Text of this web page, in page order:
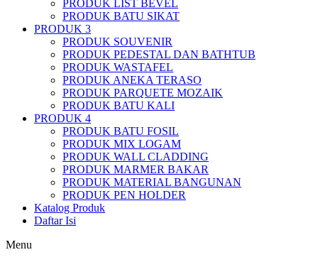
PRODUK LIST BEVEL
PRODUK BATU SIKAT
PRODUK 3
PRODUK SOUVENIR
PRODUK PEDESTAL DAN BATHTUB
PRODUK WASTAFEL
PRODUK ANEKA TERASO
PRODUK PARQUETE MOZAIK
PRODUK BATU KALI
PRODUK 4
PRODUK BATU FOSIL
PRODUK MIX LOGAM
PRODUK WALL CLADDING
PRODUK MARMER BAKAR
PRODUK MATERIAL BANGUNAN
PRODUK PEN HOLDER
Katalog Produk
Daftar Isi
Menu